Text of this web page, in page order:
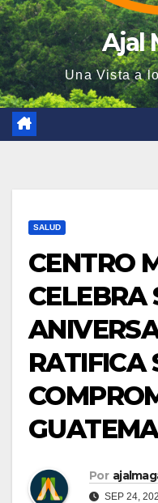
Ajal
Una Vista a
SALUD
CENTRO
CELEBRA
RATIFICA
Por
SEP 24,